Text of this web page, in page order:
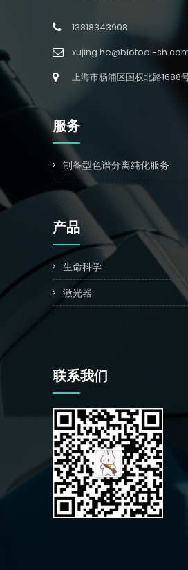
13818343908
xujing.he@biotool-
上海市杨浦区国权北路1688
服务
制备型色谱分离纯化服务
产品
生命科学
激光器
联系我们